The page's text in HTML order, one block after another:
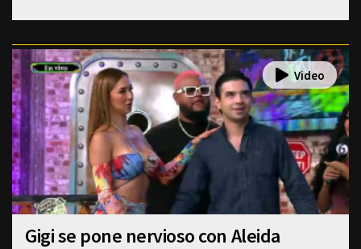
Gigi se pone nervioso con Aleida